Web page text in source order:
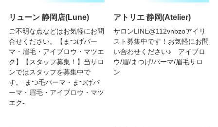
リューン 静岡店(Lune)
ご不明な点などはお気軽にお問
合せください。【まつげパー
マ・眉毛・アイブロウ・マツエ
ク】【スタッフ募集！】当サロ
ンではスタッフを募集中で
す。-まつ毛パーマ・まつげパ
ーマ・眉毛・アイブロウ・マツ
エク-
アトリエ 静岡(Atelier)
サロンLINE@112vnbzoアイリ
スト募集中です！お気軽にお問
い合わせください♪ アイブロ
ウ/眉/まつげ/パーマ/眉毛サロ
ン